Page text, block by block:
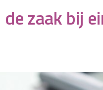
zaak bij